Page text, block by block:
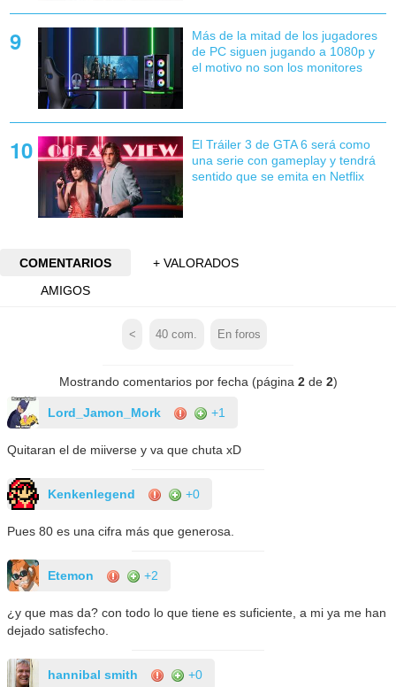
Más de la mitad de los jugadores
de PC siguen jugando a 1080p y
el motivo no son los monitores
El Tráiler 3 de GTA 6 será como
una serie con gameplay y tendrá
sentido que se emita en Netflix
COMENTARIOS
+ VALORADOS
AMIGOS
< 40 com. En foros
Mostrando comentarios por fecha (página 2de 2)
Lord_Jamon_Mork +1
Quitaran el de miiverse y va que chuta xD
Kenkenlegend +0
Pues 80 es una cifra más que generosa.
Etemon +2
¿y que mas da? con todo lo que tiene es suficiente, a mi ya me han
dejado satisfecho.
hannibal smith +0